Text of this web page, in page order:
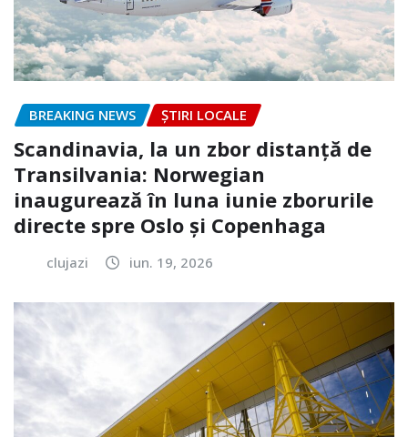
BREAKING NEWS ȘTIRI LOCALE
Scandinavia, la un zbor distanță de
Transilvania: Norwegian
inaugurează în luna iunie zborurile
directe spre Oslo și Copenhaga
clujazi iun. 19, 2026